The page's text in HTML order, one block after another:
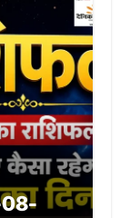
08-